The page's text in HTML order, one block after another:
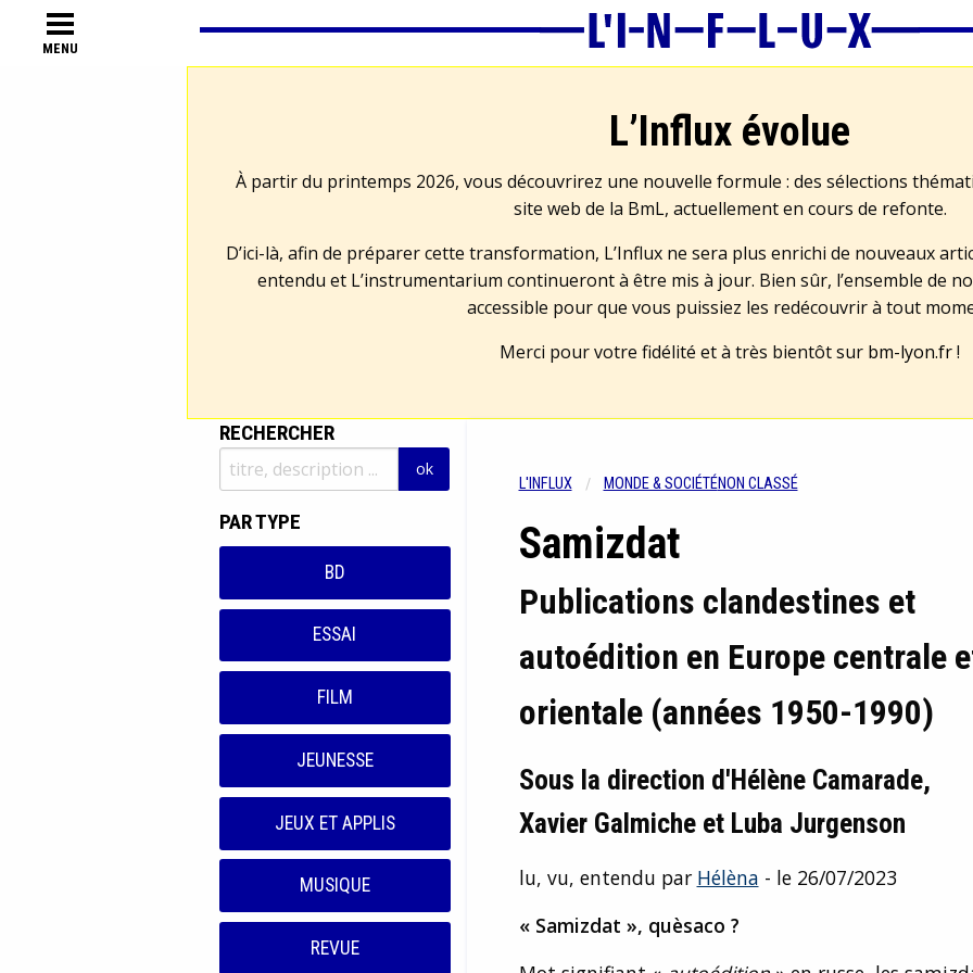
MENU
L’Influx évolue
À partir du printemps 2026, vous découvrirez une nouvelle formule : des sélections
site web de la BmL, actuellement en cours de refonte.
D’ici-là, afin de préparer cette transformation, L’Influx ne sera plus enrichi de nouveaux
entendu et L’instrumentarium continueront à être mis à jour. Bien sûr, l’ensemble de
accessible pour que vous puissiez les redécouvrir à tout
Merci pour votre fidélité et à très bientôt sur bm-lyon.fr!
RECHERCHER
PAR TYPE
BD
ESSAI
FILM
JEUNESSE
JEUX ET APPLIS
MUSIQUE
REVUE
L'INFLUX MONDE & SOCIÉTÉNON CLASSÉ
Samizdat
Publications clandestines et
autoédition en Europe centrale
orientale (années 1950-1990)
Sous la direction d'Hélène Camarade,
Xavier Galmiche et Luba Jurgenson
lu, vu, entendu par Hélèna - le 26/07/2023
« Samizdat », quèsaco ?